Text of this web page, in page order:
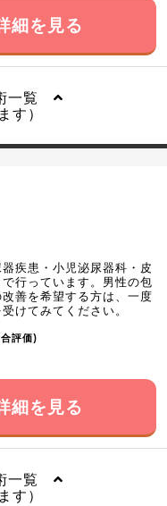
細を見る
一覧
す）
疾患・小児泌尿器科・皮
行っています。男性の包
善を希望する方は、一度
けてみてください。
評価)
細を見る
一覧
す）